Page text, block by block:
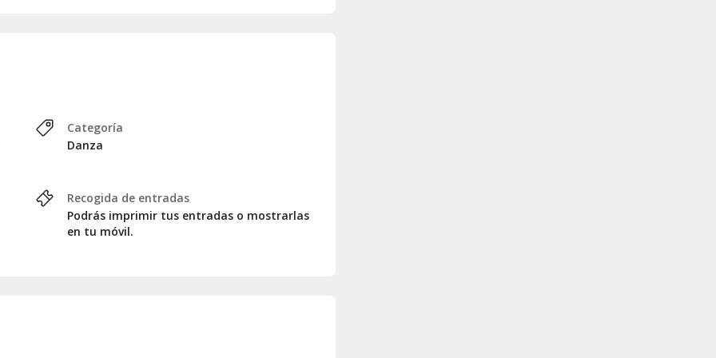
puré de patatas al limón.
de vino.
compartidas con vistas privilegiadas de Puerto
típicos, que incluye bife de chorizo. Las bebidas
Categoría
Danza
Recogida de entradas
Podrás imprimir tus entradas o mostrarlas
en tu móvil.